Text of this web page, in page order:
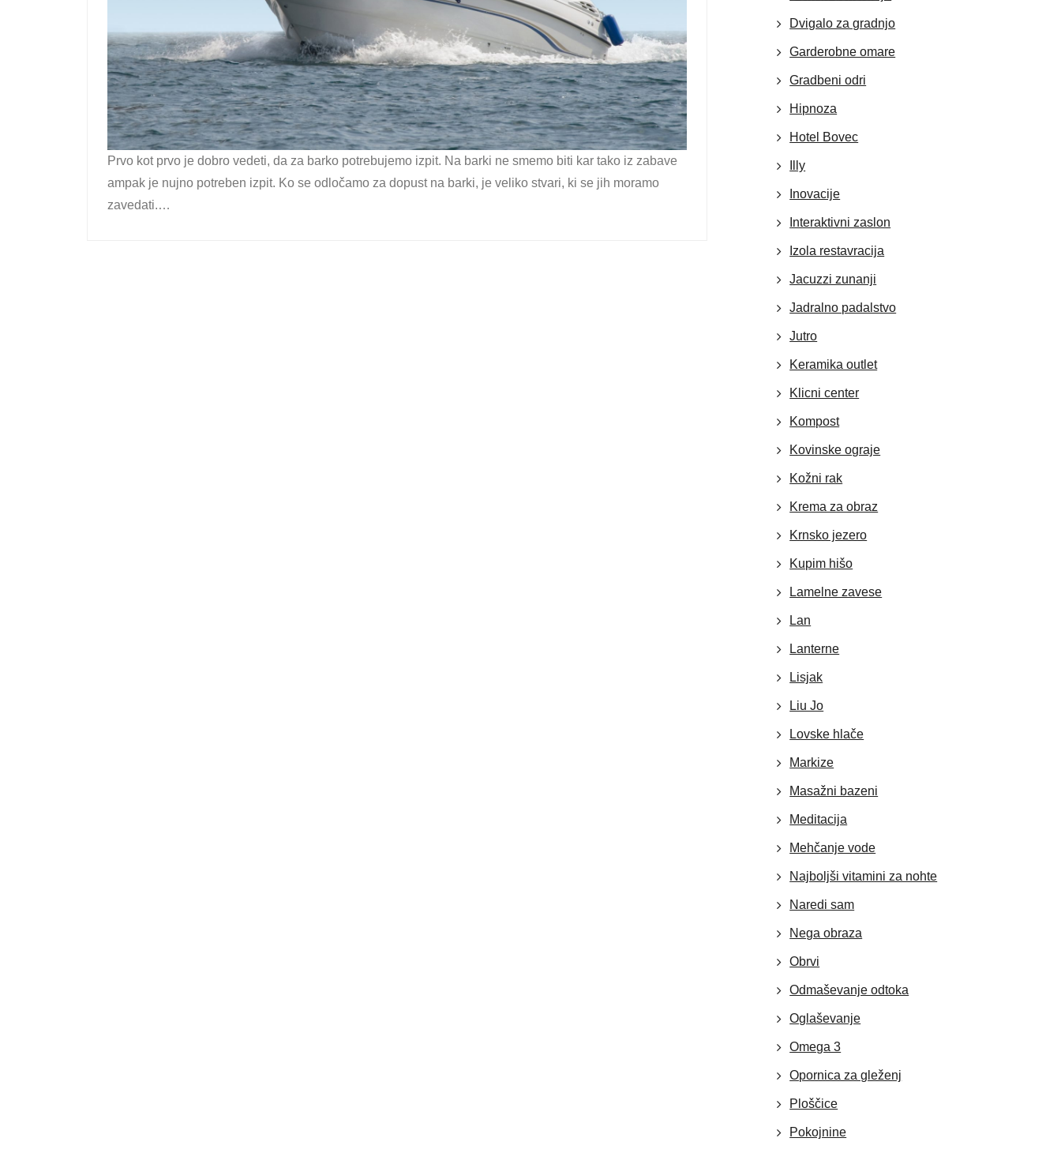
Prvo kot prvo je dobro vedeti, da za barko potrebujemo izpit. Na barki ne smemo biti kar tako iz zabave
ampak je nujno potreben izpit. Ko se odločamo za dopust na barki, je veliko stvari, ki se jih moramo
zavedati.…
Dvigalo za gradnjo
Garderobne omare
Gradbeni odri
Hipnoza
Hotel Bovec
Illy
Inovacije
Interaktivni zaslon
Izola restavracija
Jacuzzi zunanji
Jadralno padalstvo
Jutro
Keramika outlet
Klicni center
Kompost
Kovinske ograje
Kožni rak
Krema za obraz
Krnsko jezero
Kupim hišo
Lamelne zavese
Lan
Lanterne
Lisjak
Liu Jo
Lovske hlače
Markize
Masažni bazeni
Meditacija
Mehčanje vode
Najboljši vitamini za nohte
Naredi sam
Nega obraza
Obrvi
Odmaševanje odtoka
Oglaševanje
Omega 3
Opornica za gleženj
Ploščice
Pokojnine